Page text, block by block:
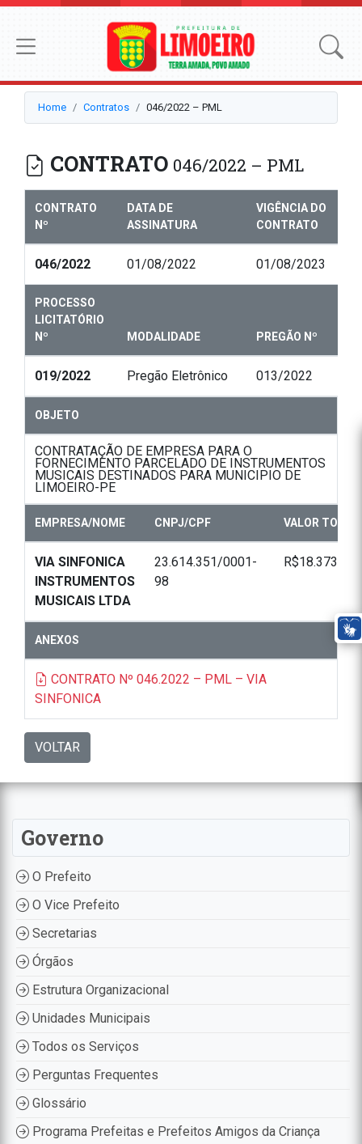
Home Contratos 046/2022 – PML
CONTRATO 046/2022 – PML
CONTRATO
Nº
DATA DE
ASSINATURA
VIGÊNCIA DO
CONTRATO
046/2022 01/08/2022 01/08/2023
PROCESSO
LICITATÓRIO
Nº
MODALIDADE PREGÃO Nº
019/2022 Pregão Eletrônico 013/2022
OBJETO
CONTRATAÇÃO DE EMPRESA PARA O
FORNECIMENTO PARCELADO DE INSTRUMENTOS
MUSICAIS DESTINADOS PARA MUNICIPIO DE
LIMOEIRO-PE
EMPRESA/NOME CNPJ/CPF VALOR TOTAL
VIA SINFONICA
INSTRUMENTOS
MUSICAIS LTDA
23.614.351/0001-
98
R$18.373,00
ANEXOS
CONTRATO Nº 046.2022 – PML – VIA
SINFONICA
VOLTAR
Governo
O Prefeito
O Vice Prefeito
Secretarias
Órgãos
Estrutura Organizacional
Unidades Municipais
Todos os Serviços
Perguntas Frequentes
Glossário
Programa Prefeitas e Prefeitos Amigos da Criança